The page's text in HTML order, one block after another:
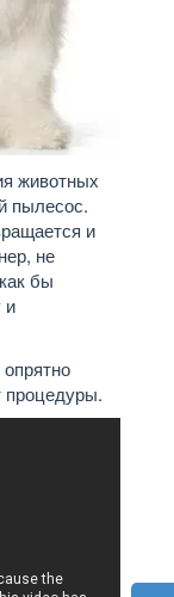
животных
пылесос.
и
не
бы
и
процедуры.